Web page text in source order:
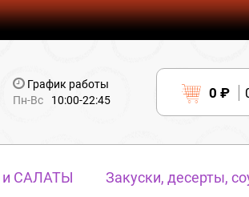
График работы
Пн-Вс
10:00-22:45 0 ₽
САЛАТЫ Закуски, десерты,